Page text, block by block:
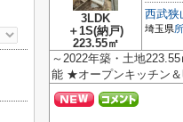
3LDK
＋1S(納戸)
223.55㎡
西武狭
埼玉県
～2022年築・土地
能 ★オープンキッチン